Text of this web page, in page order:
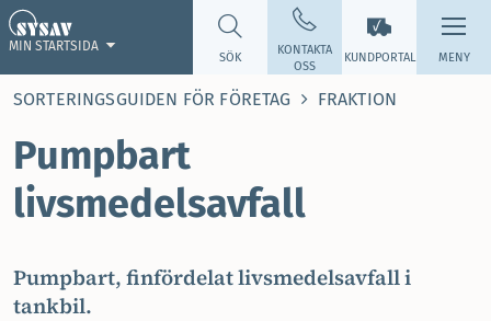
KUNDPORTAL
SÖK
KONTAKTA
OSS
MENY
MIN STARTSIDA
SORTERINGSGUIDEN FÖR FÖRETAG FRAKTION
Pumpbart
livsmedelsavfall
Pumpbart, finfördelat livsmedelsavfall i
tankbil.